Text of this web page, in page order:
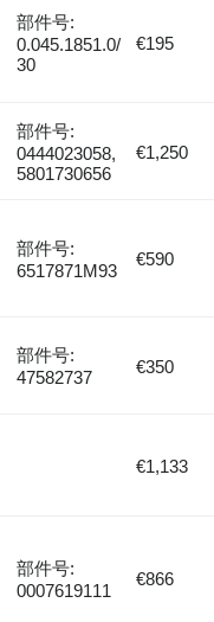
部件号:
0.045.1851.0/
30
€195
部件号:
0444023058,
5801730656
€1,250
部件号:
6517871M93
€590
部件号:
47582737
€350
€1,133
部件号:
0007619111
€866